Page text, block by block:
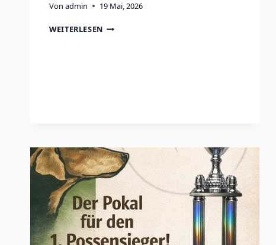
Von admin 19 Mai, 2026
WEITERLESEN MELDESCHLUSS